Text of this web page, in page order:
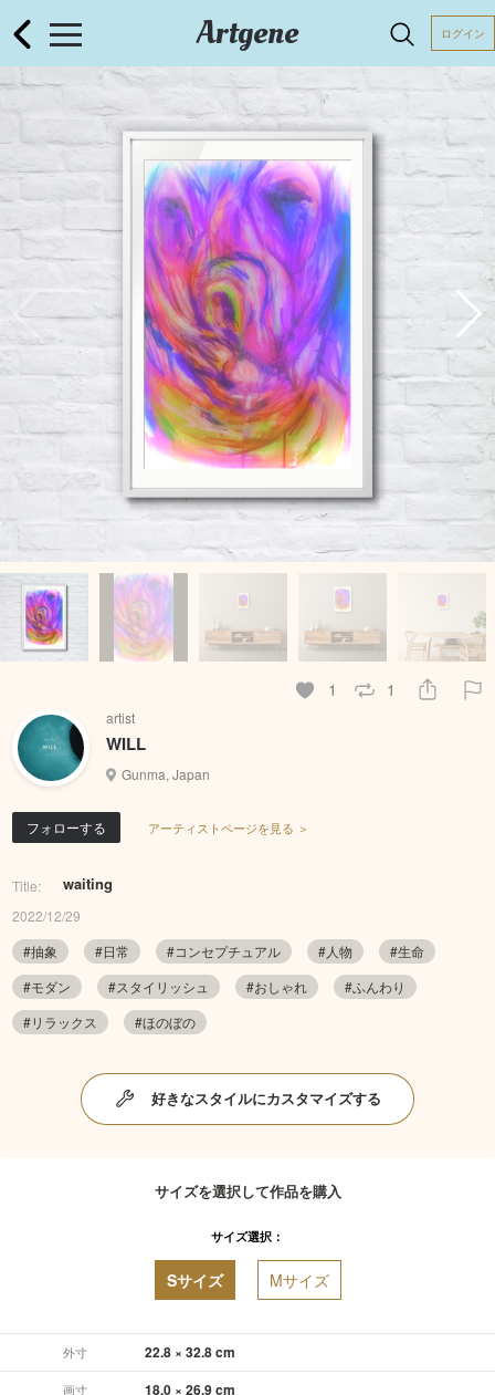
Artgene ログイン
1 1
artist
WILL
Gunma, Japan
フォローする アーティストページを見る ＞
Title: waiting
2022/12/29
#抽象
#日常 #コンセプチュアル #人物
#生命
#モダン
#スタイリッシュ #おしゃれ
#ふんわり
#リラックス
#ほのぼの
好きなスタイルにカスタマイズする
サイズを選択して作品を購入
サイズ選択：
Sサイズ Mサイズ
外寸 22.8 × 32.8 cm
画寸 18.0 × 26.9 cm